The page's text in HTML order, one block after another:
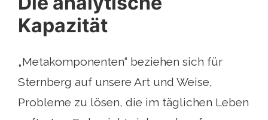
Kapazität
„Metakomponenten“ beziehen sich für
Sternberg auf unsere Art und Weise,
Probleme zu lösen, die im täglichen Leben